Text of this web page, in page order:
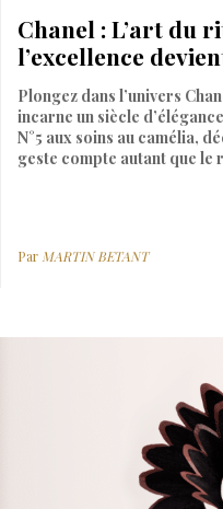
Chanel : L’art du
l’excellence
Plongez dans l’univers
incarne un siècle
N°5 aux soins au camélia,
geste compte autant que le
Par MARTIN BETANT